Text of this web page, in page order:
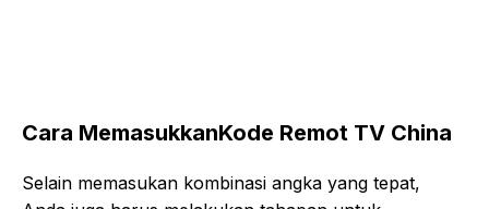
Cara MemasukkanKode Remot TV China
Selain memasukan kombinasi angka yang tepat,